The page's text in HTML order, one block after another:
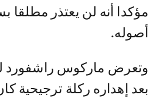
مؤكدا أنه لن يعتذر مطلقا
أصوله.
وتعرض ماركوس راشفورد
بعد إهداره ركلة ترجيحية